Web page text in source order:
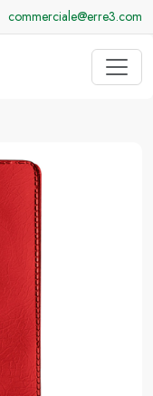
commerciale@erre3.com